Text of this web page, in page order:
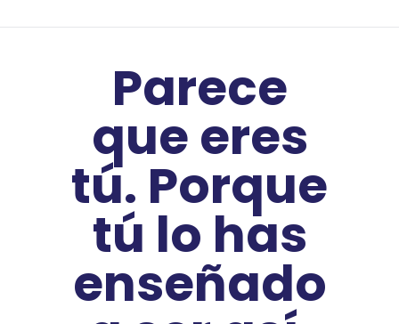
Parece
que eres
tú. Porque
tú lo has
enseñado